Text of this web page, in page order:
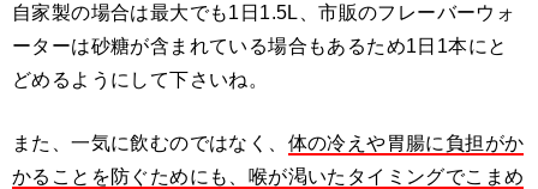
自家製の場合は最大でも1日1.5L、市販のフレーバーウォ
ーターは砂糖が含まれている場合もあるため1日1本にと
どめるようにして下さいね。
また、一気に飲むのではなく、 体の冷えや胃腸に負担がか
かることを防ぐためにも、喉が渇いたタイミングでこまめ